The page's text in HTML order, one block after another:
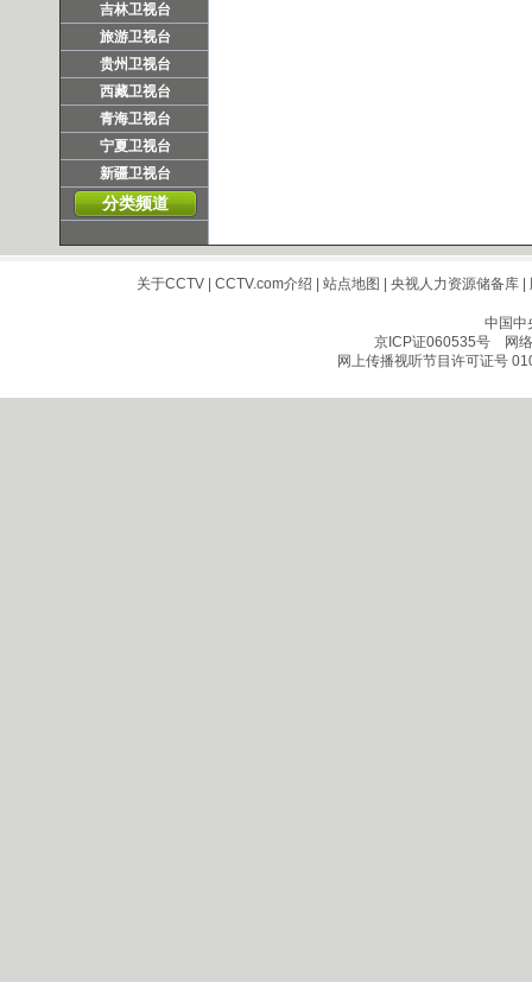
吉林卫视台
旅游卫视台
贵州卫视台
西藏卫视台
青海卫视台
宁夏卫视台
新疆卫视台
分类频道
关于CCTV| CCTV.com介绍 站点地图 央视人力资源储备库|
中国中
京ICP证060535号网络
网上传播视听节目许可证号